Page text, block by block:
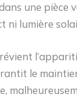
une pièce
ni lumière
le